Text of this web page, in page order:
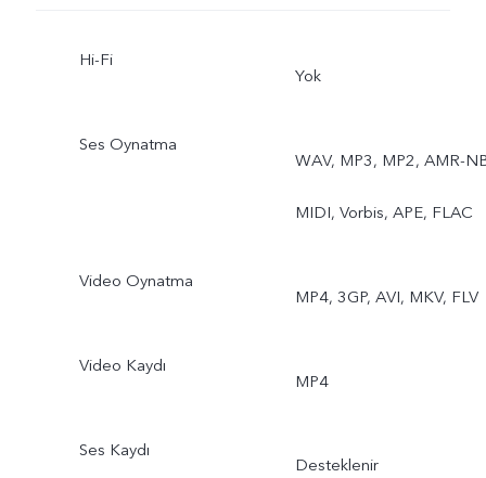
Hi-Fi
Yok
Ses Oynatma
WAV, MP3, MP2, AMR-
MIDI, Vorbis, APE, FLAC
Video Oynatma
MP4, 3GP, AVI, MKV, FLV
Video Kaydı
MP4
Ses Kaydı
Desteklenir